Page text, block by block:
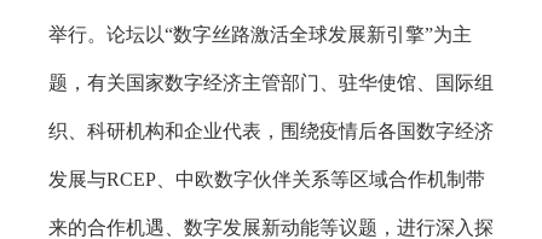
举行。论坛以“数字丝路激活全球发展新引擎”为主
题，有关国家数字经济主管部门、驻华使馆、国际组
织、科研机构和企业代表，围绕疫情后各国数字经济
发展与RCEP、中欧数字伙伴关系等区域合作机制带
来的合作机遇、数字发展新动能等议题，进行深入探